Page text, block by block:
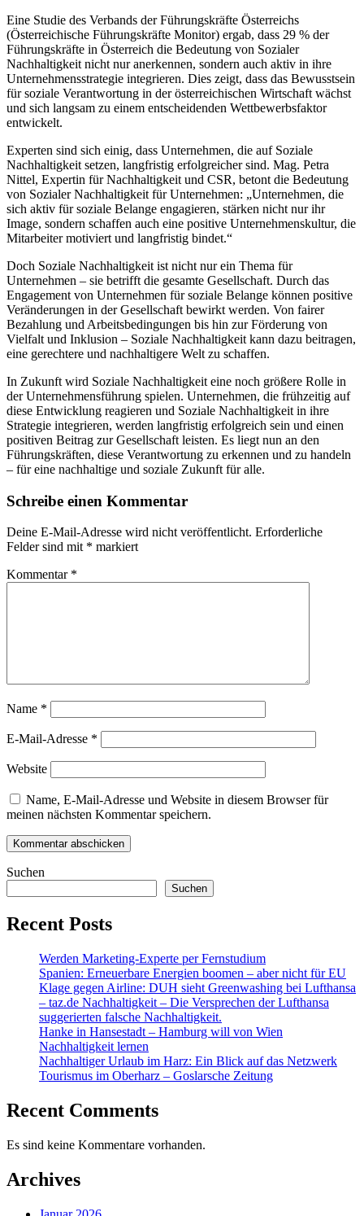
Eine Studie des Verbands der Führungskräfte Österreichs
(Österreichische Führungskräfte Monitor) ergab, dass 29 % der
Führungskräfte in Österreich die Bedeutung von Sozialer
Nachhaltigkeit nicht nur anerkennen, sondern auch aktiv in ihre
Unternehmensstrategie integrieren. Dies zeigt, dass das Bewusstsein
für soziale Verantwortung in der österreichischen Wirtschaft wächst
und sich langsam zu einem entscheidenden Wettbewerbsfaktor
entwickelt.
Experten sind sich einig, dass Unternehmen, die auf Soziale
Nachhaltigkeit setzen, langfristig erfolgreicher sind. Mag. Petra
Nittel, Expertin für Nachhaltigkeit und CSR, betont die Bedeutung
von Sozialer Nachhaltigkeit für Unternehmen: „Unternehmen, die
sich aktiv für soziale Belange engagieren, stärken nicht nur ihr
Image, sondern schaffen auch eine positive Unternehmenskultur, die
Mitarbeiter motiviert und langfristig bindet.“
Doch Soziale Nachhaltigkeit ist nicht nur ein Thema für
Unternehmen – sie betrifft die gesamte Gesellschaft. Durch das
Engagement von Unternehmen für soziale Belange können positive
Veränderungen in der Gesellschaft bewirkt werden. Von fairer
Bezahlung und Arbeitsbedingungen bis hin zur Förderung von
Vielfalt und Inklusion – Soziale Nachhaltigkeit kann dazu beitragen,
eine gerechtere und nachhaltigere Welt zu schaffen.
In Zukunft wird Soziale Nachhaltigkeit eine noch größere Rolle in
der Unternehmensführung spielen. Unternehmen, die frühzeitig auf
diese Entwicklung reagieren und Soziale Nachhaltigkeit in ihre
Strategie integrieren, werden langfristig erfolgreich sein und einen
positiven Beitrag zur Gesellschaft leisten. Es liegt nun an den
Führungskräften, diese Verantwortung zu erkennen und zu handeln
– für eine nachhaltige und soziale Zukunft für alle.
Schreibe einen Kommentar
Deine E-Mail-Adresse wird nicht veröffentlicht. Erforderliche
Felder sind mit * markiert
Kommentar *
Name *
E-Mail-Adresse *
Website
Name, E-Mail-Adresse und Website in diesem Browser für
meinen nächsten Kommentar speichern.
Suchen
Suchen
Recent Posts
Werden Marketing-Experte per Fernstudium
Spanien: Erneuerbare Energien boomen – aber nicht für EU
Klage gegen Airline: DUH sieht Greenwashing bei Lufthansa
– taz.de Nachhaltigkeit – Die Versprechen der Lufthansa
suggerierten falsche Nachhaltigkeit.
Hanke in Hansestadt – Hamburg will von Wien
Nachhaltigkeit lernen
Nachhaltiger Urlaub im Harz: Ein Blick auf das Netzwerk
Tourismus im Oberharz – Goslarsche Zeitung
Recent Comments
Es sind keine Kommentare vorhanden.
Archives